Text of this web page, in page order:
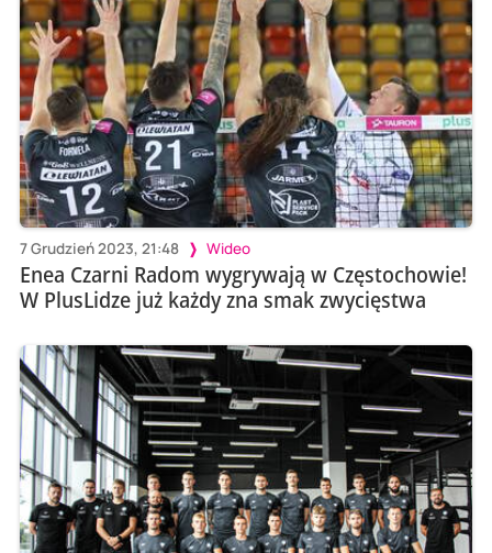
7 Grudzień 2023, 21:48 Wideo
Enea Czarni Radom wygrywają w Częstochowie!
W PlusLidze już każdy zna smak zwycięstwa